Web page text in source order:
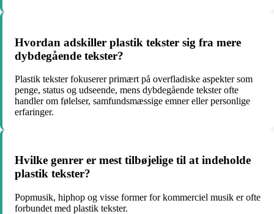
Hvordan adskiller plastik tekster sig fra mere
dybdegående tekster?
Plastik tekster fokuserer primært på overfladiske aspekter som
penge, status og udseende, mens dybdegående tekster ofte
handler om følelser, samfundsmæssige emner eller personlige
erfaringer.
Hvilke genrer er mest tilbøjelige til at indeholde
plastik tekster?
Popmusik, hiphop og visse former for kommerciel musik er ofte
forbundet med plastik tekster.